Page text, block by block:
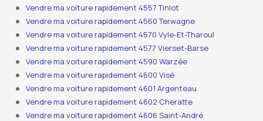
Vendre ma voiture rapidement 4557 Tinlot
Vendre ma voiture rapidement 4560 Terwagne
Vendre ma voiture rapidement 4570 Vyle-Et-Tharoul
Vendre ma voiture rapidement 4577 Vierset-Barse
Vendre ma voiture rapidement 4590 Warzée
Vendre ma voiture rapidement 4600 Visé
Vendre ma voiture rapidement 4601 Argenteau
Vendre ma voiture rapidement 4602 Cheratte
Vendre ma voiture rapidement 4606 Saint-André